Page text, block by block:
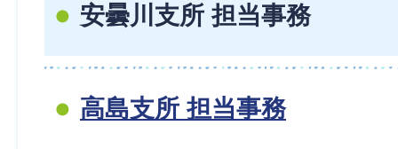
安曇川支所 担当事務
高島支所 担当事務